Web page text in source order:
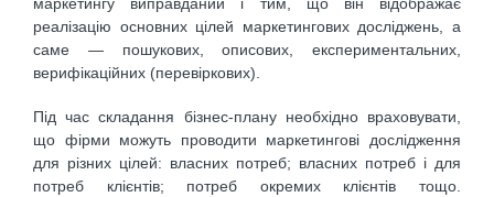
реалізацію основних цілей маркетингових досліджень, а
саме — пошукових, описових, експериментальних,
верифікаційних (перевіркових).
Під час складання бізнес-плану необхідно враховувати,
що фірми можуть проводити маркетингові дослідження
для різних цілей: власних потреб; власних потреб і для
потреб клієнтів; потреб окремих клієнтів тощо.